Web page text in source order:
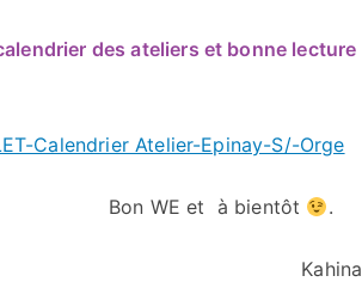
des ateliers et bonne lecture
Calendrier Atelier-Epinay-S/-Orge
et à bientôt .